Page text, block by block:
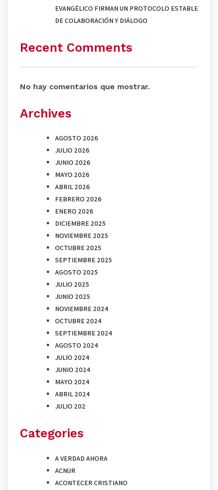
EVANGÉLICO FIRMAN UN PROTOCOLO ESTABLE
DE COLABORACIÓN Y DIÁLOGO
Recent Comments
No hay comentarios que mostrar.
Archives
AGOSTO 2026
JULIO 2026
JUNIO 2026
MAYO 2026
ABRIL 2026
FEBRERO 2026
ENERO 2026
DICIEMBRE 2025
NOVIEMBRE 2025
OCTUBRE 2025
SEPTIEMBRE 2025
AGOSTO 2025
JULIO 2025
JUNIO 2025
NOVIEMBRE 2024
OCTUBRE 2024
SEPTIEMBRE 2024
AGOSTO 2024
JULIO 2024
JUNIO 2024
MAYO 2024
ABRIL 2024
JULIO 202
Categories
A VERDAD AHORA
ACNUR
ACONTECER CRISTIANO